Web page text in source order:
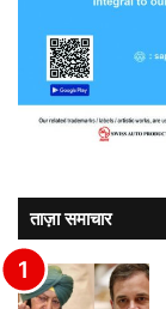
ताज़ा समाचार